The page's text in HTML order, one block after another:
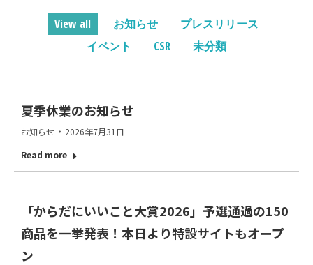
View all お知らせ
プレスリリース
イベント
CSR 未分類
夏季休業のお知らせ
お知らせ
2026年7月31日
Read more
「からだにいいこと大賞2026」予選通過の150
商品を一挙発表！本日より特設サイトもオープ
ン